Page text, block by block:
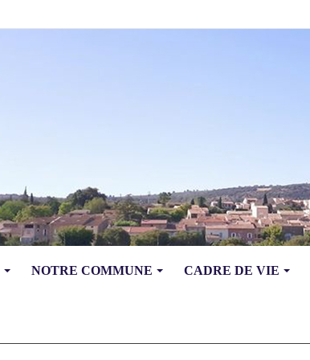
NOTRE COMMUNE CADRE DE VIE